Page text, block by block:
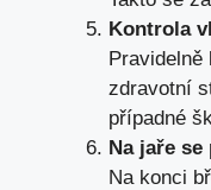
Kontrola
Pravidelně
zdravotní
případné
Na jaře
Na konci